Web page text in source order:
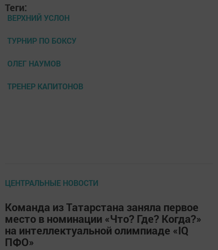
Теги:
ВЕРХНИЙ УСЛОН
ТУРНИР ПО БОКСУ
ОЛЕГ НАУМОВ
ТРЕНЕР КАПИТОНОВ
ЦЕНТРАЛЬНЫЕ НОВОСТИ
Команда из Татарстана заняла первое
место в номинации «Что? Где? Когда?»
на интеллектуальной олимпиаде «IQ
ПФО»